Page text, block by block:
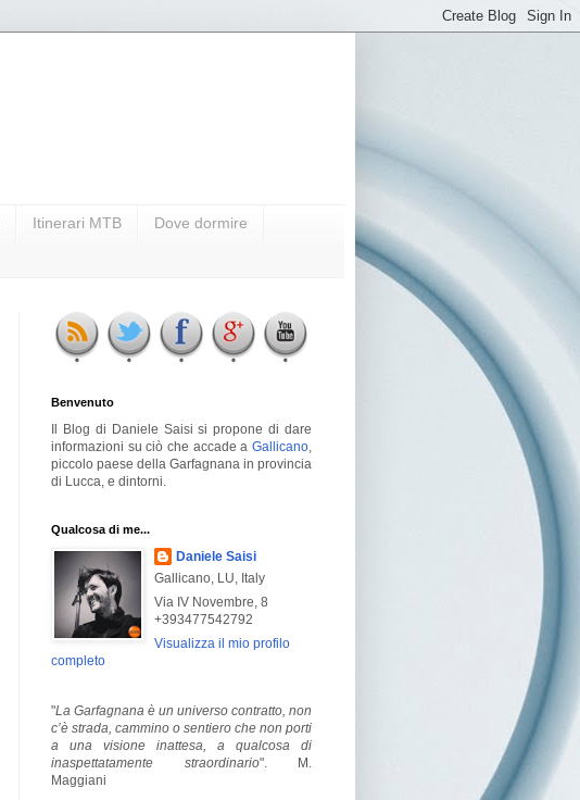
Itinerari MTB Dove dormire
Benvenuto
Il Blog di Daniele Saisi si propone di dare
informazioni su ciò che accade a Gallicano
piccolo paese della Garfagnana in provincia
di Lucca, e dintorni.
Qualcosa di me...
Daniele Saisi
Gallicano, LU, Italy
Via IV Novembre, 8
+393477542792
Visualizza il mio profilo
completo
"La Garfagnana è un universo contratto, non
c’è strada, cammino o sentiero che non porti
a una visione inattesa, a qualcosa di
inaspettatamente straordinario". M.
Maggiani